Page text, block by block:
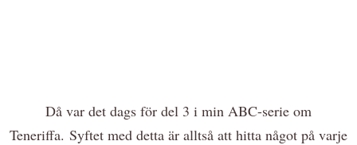
Då var det dags för del 3 i min ABC-serie om
Teneriffa. Syftet med detta är alltså att hitta något på varje